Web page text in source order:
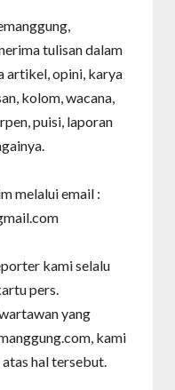
tulisan dalam
artikel, opini, karya
kolom, wacana,
puisi, laporan
melalui email :
kami selalu
pers.
yang
kami
hal tersebut.